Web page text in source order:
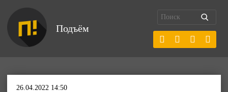
Подъём
26.04.2022 14:50